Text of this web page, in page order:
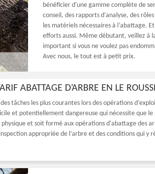
bénéficier d'une gamme complète de
conseil, des rapports d'analyse, des
les matériels nécessaires à l’abattage.
efforts aussi. Même débutant, veillez à
important si vous ne voulez pas
Avec nous, le tout est à petit prix.
ABATTAGE D’ARBRE EN LE
des tâches les plus courantes lors des opérations
et potentiellement dangereuse qui nécessite que
et soit formé aux opérations d'abattage des
appropriée de l’arbre et des conditions qui y